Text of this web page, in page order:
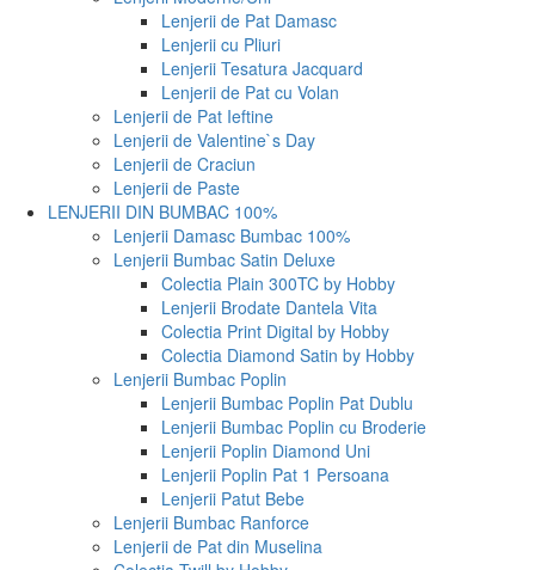
Lenjerii de Pat Damasc
Lenjerii cu Pliuri
Lenjerii Tesatura Jacquard
Lenjerii de Pat cu Volan
Lenjerii de Pat Ieftine
Lenjerii de Valentine`s Day
Lenjerii de Craciun
Lenjerii de Paste
LENJERII DIN BUMBAC 100%
Lenjerii Damasc Bumbac 100%
Lenjerii Bumbac Satin Deluxe
Colectia Plain 300TC by Hobby
Lenjerii Brodate Dantela Vita
Colectia Print Digital by Hobby
Colectia Diamond Satin by Hobby
Lenjerii Bumbac Poplin
Lenjerii Bumbac Poplin Pat Dublu
Lenjerii Bumbac Poplin cu Broderie
Lenjerii Poplin Diamond Uni
Lenjerii Poplin Pat 1 Persoana
Lenjerii Patut Bebe
Lenjerii Bumbac Ranforce
Lenjerii de Pat din Muselina